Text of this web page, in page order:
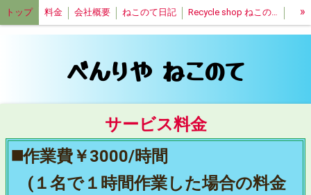
トップ 料金 会社概要 ねこのて日記 Recycle shop ねこのて
特定商取引法表記
»
べんりや ねこのて
サービス料金
◼️作業費￥3000/時間
(１名で１時間作業した場合の料金